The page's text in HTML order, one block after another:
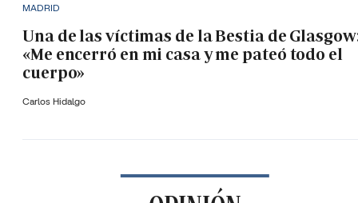
MADRID
Una de las víctimas de la Bestia de
«Me encerró en mi casa y me pateó todo el
cuerpo»
Carlos Hidalgo